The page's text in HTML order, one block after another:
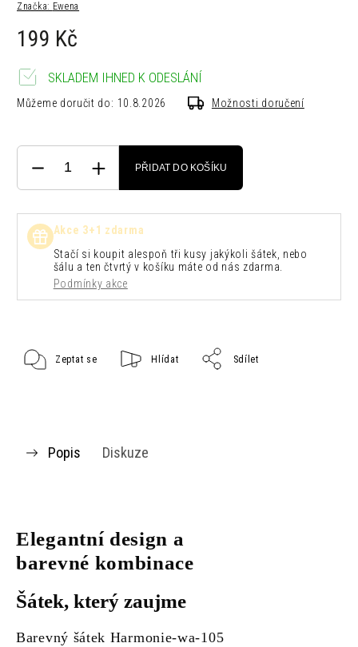
Značka: Ewena
199 Kč
SKLADEM IHNED K ODESLÁNÍ
Můžeme doručit do: 10.8.2026 Možnosti doručení
PŘIDAT DO KOŠÍKU
Akce 3+1 zdarma
Stačí si koupit alespoň tři kusy jakýkoli šátek, nebo
šálu a ten čtvrtý v košíku máte od nás zdarma.
Podmínky akce
Zeptat se Hlídat Sdílet
Popis Diskuze
Elegantní design a
barevné kombinace
Šátek, který zaujme
Barevný šátek Harmonie-wa-105